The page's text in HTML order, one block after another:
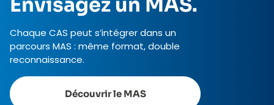
Envisagez un MAS.
Chaque CAS peut s’intégrer dans un
parcours MAS : même format, double
reconnaissance.
Découvrir le MAS